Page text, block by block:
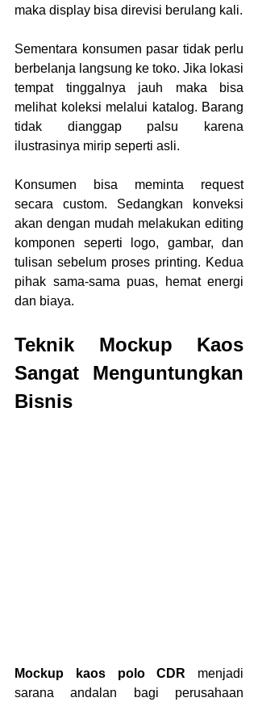
Sementara konsumen pasar tidak perlu
berbelanja langsung ke toko. Jika lokasi
tempat tinggalnya jauh maka bisa
melihat koleksi melalui katalog. Barang
tidak dianggap palsu karena
ilustrasinya mirip seperti asli.
Konsumen bisa meminta request
secara custom. Sedangkan konveksi
akan dengan mudah melakukan editing
komponen seperti logo, gambar, dan
tulisan sebelum proses printing. Kedua
pihak sama-sama puas, hemat energi
dan biaya.
Teknik Mockup Kaos
Sangat Menguntungkan
Bisnis
Mockup kaos polo CDR menjadi
sarana andalan bagi perusahaan